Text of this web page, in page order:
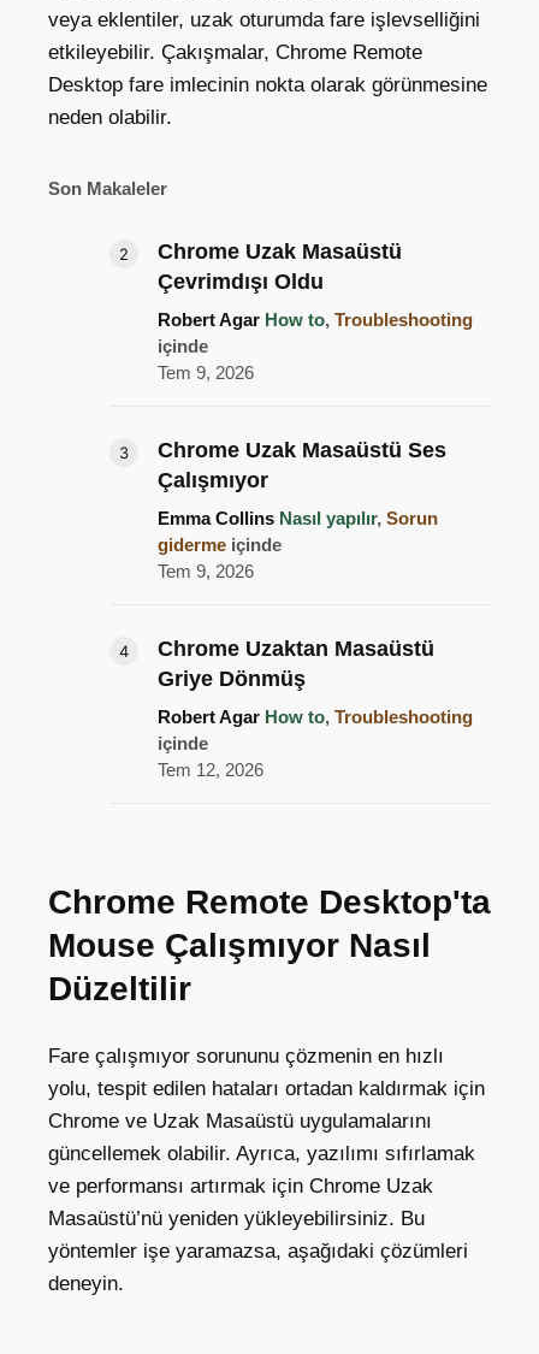
veya eklentiler, uzak oturumda fare işlevselliğini
etkileyebilir. Çakışmalar, Chrome Remote
Desktop fare imlecinin nokta olarak görünmesine
neden olabilir.
Son Makaleler
Chrome Uzak Masaüstü
Çevrimdışı Oldu
Robert Agar How to, Troubleshooting
içinde
Tem 9, 2026
Chrome Uzak Masaüstü Ses
Çalışmıyor
Emma Collins Nasıl yapılır, Sorun
giderme içinde
Tem 9, 2026
Chrome Uzaktan Masaüstü
Griye Dönmüş
Robert Agar How to, Troubleshooting
içinde
Tem 12, 2026
Chrome Remote Desktop'ta
Mouse Çalışmıyor Nasıl
Düzeltilir
Fare çalışmıyor sorununu çözmenin en hızlı
yolu, tespit edilen hataları ortadan kaldırmak için
Chrome ve Uzak Masaüstü uygulamalarını
güncellemek olabilir. Ayrıca, yazılımı sıfırlamak
ve performansı artırmak için Chrome Uzak
Masaüstü’nü yeniden yükleyebilirsiniz. Bu
yöntemler işe yaramazsa, aşağıdaki çözümleri
deneyin.